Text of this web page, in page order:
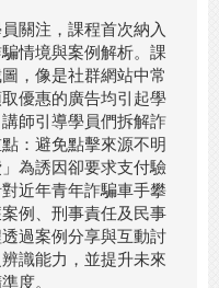
關注，課程首次納入
情境與案例解析。課
，像是社群網站中常
優惠的廣告均引起學
師引導學員們拆解詐
：避免點擊來源不明
為誘因卻要求支付驗
近年青年詐騙車手攀
例、刑事責任及民事
過案例分享與互動討
識能力，並提升未來
度。